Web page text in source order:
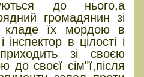
до нього,а
громадянин зі
кладе їх мордою в
інспектор в цілості і
зі своєю
до своєї сім"ї,після